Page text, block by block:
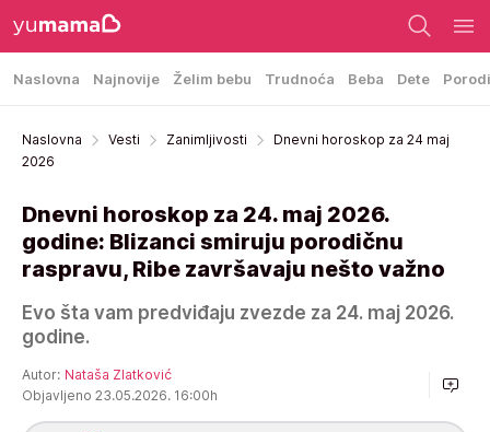
Naslovna Najnovije Želim bebu Trudnoća Beba Dete
Naslovna Vesti Zanimljivosti
Dnevni horoskop za 24 maj
2026
Dnevni horoskop za 24. maj 2026.
godine: Blizanci smiruju porodičnu
raspravu, Ribe završavaju nešto važno
Evo šta vam predviđaju zvezde za 24. maj 2026.
godine.
Autor: Nataša Zlatković
Objavljeno 23.05.2026. 16:00h